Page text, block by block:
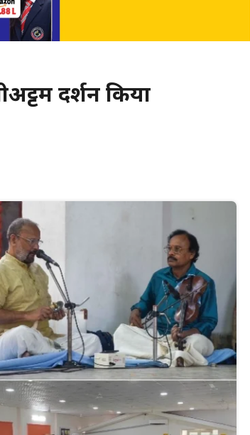
प्रदर्शन किया